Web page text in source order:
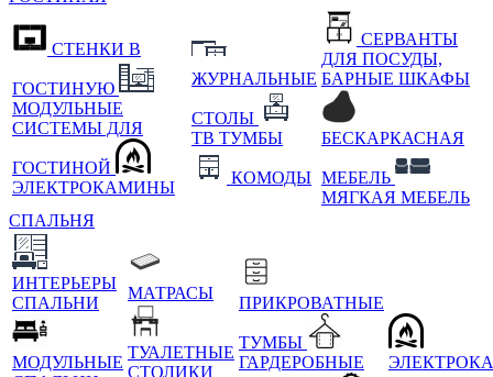
СТЕНКИ В
ГОСТИНУЮ
МОДУЛЬНЫЕ
СИСТЕМЫ ДЛЯ
ГОСТИНОЙ
ЭЛЕКТРОКАМИНЫ
ЖУРНАЛЬНЫЕ
СТОЛЫ
ТВ ТУМБЫ
КОМОДЫ
СЕРВАНТЫ
ДЛЯ ПОСУДЫ,
БАРНЫЕ ШКАФЫ
БЕСКАРКАСНАЯ
МЕБЕЛЬ
МЯГКАЯ МЕБЕЛЬ
СПАЛЬНЯ
ИНТЕРЬЕРЫ
СПАЛЬНИ
МОДУЛЬНЫЕ
МАТРАСЫ
ТУАЛЕТНЫЕ
СТОЛИКИ
ПРИКРОВАТНЫЕ
ТУМБЫ
ГАРДЕРОБНЫЕ